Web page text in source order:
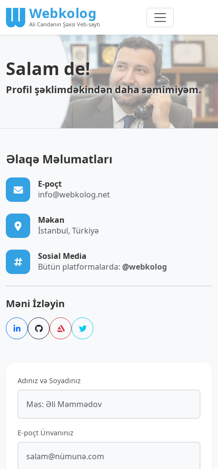
Webkolog
Ali Candanın Şəxsi Veb-saytı
Salam de!
Profil şəklimdəkindən daha səmimiyəm.
Əlaqə Məlumatları
E-poçt
info@webkolog.net
Məkan
İstanbul, Türkiyə
Sosial Media
Bütün platformalarda: @webkolog
Məni İzləyin
Adınız və Soyadınız
E-poçt Ünvanınız